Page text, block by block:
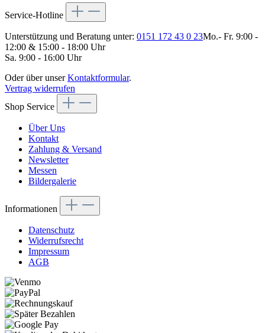
Service-Hotline
Unterstützung und Beratung unter: 0151 172 43 0 23Mo.- Fr. 9:00 -
12:00 & 15:00 - 18:00 Uhr
Sa. 9:00 - 16:00 Uhr
Oder über unserKontaktformular.
Vertrag widerrufen
Shop Service
Über Uns
Kontakt
Zahlung & Versand
Newsletter
Messen
Bildergalerie
Informationen
Datenschutz
Widerrufsrecht
Impressum
AGB